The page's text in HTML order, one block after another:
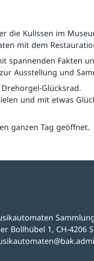
die Kulissen im
mit dem
spannenden Fakten
Ausstellung und
Glücksrad.
und mit etwas
ganzen Tag geöffnet.
Bollhübel 1, CH-4206